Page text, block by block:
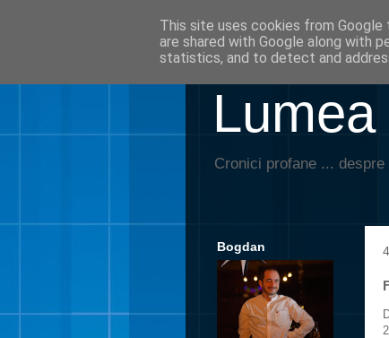
Cronici profane ...
Bogdan
This site uses cookies from
are shared with Google along with
statistics, and to detect and